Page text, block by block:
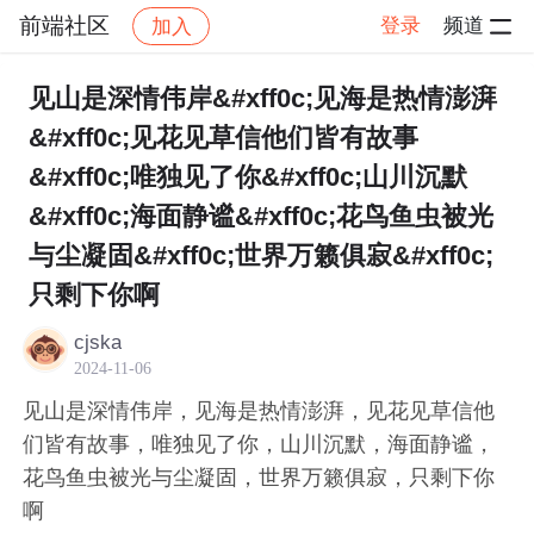
前端社区 加入 登录 频道
社区 前端社区 感慨 帖子详情
见山是深情伟岸&#xff0c;见海是热情澎湃
&#xff0c;见花见草信他们皆有故事
&#xff0c;唯独见了你&#xff0c;山川沉默
&#xff0c;海面静谧&#xff0c;花鸟鱼虫被光
与尘凝固&#xff0c;世界万籁俱寂&#xff0c;
只剩下你啊
cjska
2024-11-06
见山是深情伟岸，见海是热情澎湃，见花见草信他
们皆有故事，唯独见了你，山川沉默，海面静谧，
花鸟鱼虫被光与尘凝固，世界万籁俱寂，只剩下你
啊